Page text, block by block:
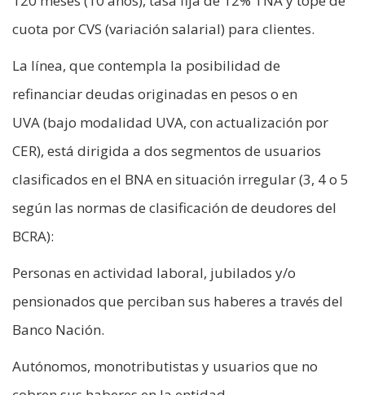
cuota por CVS (variación salarial) para clientes.
La línea, que contempla la posibilidad de
refinanciar deudas originadas en pesos o en
UVA (bajo modalidad UVA, con actualización por
CER), está dirigida a dos segmentos de usuarios
clasificados en el BNA en situación irregular (3, 4 o 5
según las normas de clasificación de deudores del
BCRA):
Personas en actividad laboral, jubilados y/o
pensionados que perciban sus haberes a través del
Banco Nación.
Autónomos, monotributistas y usuarios que no